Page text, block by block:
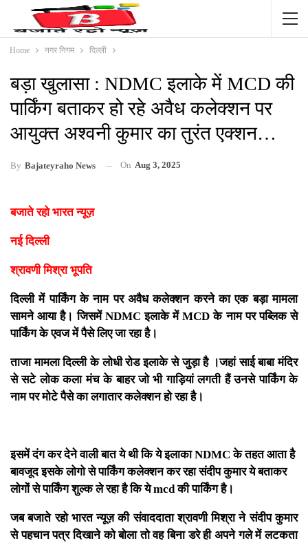
Home नगर निगम दिल्ली
बड़ा खुलासा : NDMC इलाके में MCD की
पार्किंग बताकर हो रहे अवैध कलेक्शन पर
आयुक्त अश्वनी कुमार का तुरंत एक्शन…
By Bajateyraho News On Aug 3, 2025
बजाते रहो भारत न्यूज़
नई दिल्ली
श्रावणी मिश्रा भूपति
दिल्ली में पार्किंग के नाम पर अवैध कलेक्शन करने का एक बड़ा मामला
सामने आया है। जिसमें NDMC इलाके में MCD के नाम पर पब्लिक से
पार्किंग के एवज में पैसे लिए जा रहा है।
ताजा मामला दिल्ली के लोधी रोड इलाके से जुड़ा है ।जहां साई बाबा मंदिर
से सटे लोक कला मंच के बाहर जो भी गाड़ियां लगती हैं उनसे पार्किंग के
नाम पर मोटे पैसे का लगातार कलेक्शन हो रहा है।
इसमें दंग कर देने वाली बात ये थी कि ये इलाका NDMC के तहत आता है
बावजूद इसके लोगो से पार्किंग कलेक्शन कर रहा संदीप कुमार ये बताकर
लोगों से पार्किंग शुल्क ले रहा है कि ये mcd की पार्किंग है।
जब बजाते रहो भारत न्यूज़ की संवाददाता श्रावणी मिश्रा ने संदीप कुमार
से पहचान पत्र दिखाने को बोला तो वह बिना डरे ही अपने गले में लटकता